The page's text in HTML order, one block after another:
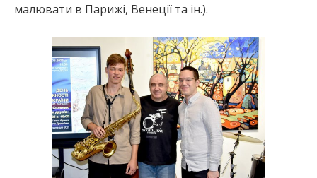
малювати в Парижі, Венеції та ін.).